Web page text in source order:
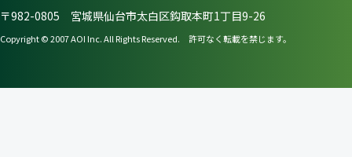
〒982-0805 宮城県仙台市太白区鈎取本町1丁目9-26
Copyright © 2007 AOI Inc. All Rights Reserved. 許可なく転載を禁じます。